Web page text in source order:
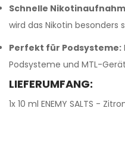
Schnelle
wird das Nikotin
Perfekt für Podsysteme:
Podsysteme und MTL-
LIEFERUMFANG:
1x 10 ml ENEMY SALTS -